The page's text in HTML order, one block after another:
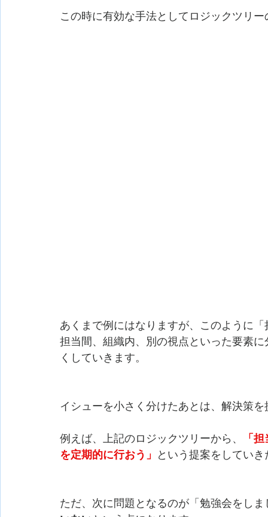
この時に有効な手法としてロジックツリ
あくまで例にはなりますが、このように
担当間、組織内、別の視点といった要素
くしていきます。
イシューを小さく分けたあとは、解決策
例えば、上記のロジックツリーから、
「
を定期的に行おう」
という提案をしてい
ただ、次に問題となるのが「勉強会をし